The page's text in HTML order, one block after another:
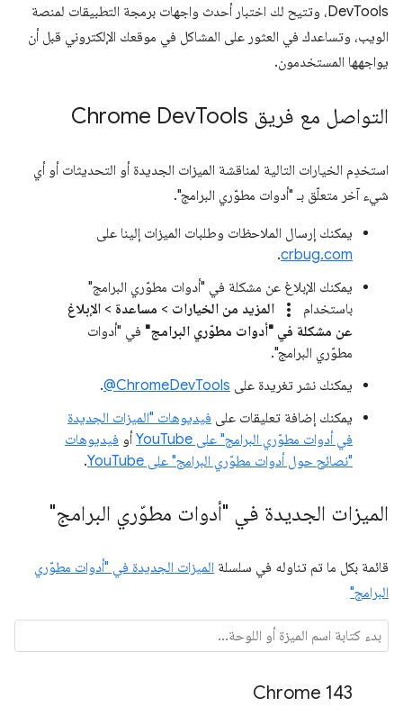
DevTools، وتتيح لك اختبار أحدث واجهات برمجة التطبيقات لمنصة
الويب، وتساعدك في العثور على المشاكل في موقعك الإلكتروني قبل أن
يواجهها المستخدمون.
التواصل مع فريق Chrome Dev Tools
استخدِم الخيارات التالية لمناقشة الميزات الجديدة أو التحديثات أو أي
شيء آخر متعلّق بـ "أدوات مطوّري البرامج".
يمكنك إرسال الملاحظات وطلبات الميزات إلينا على
crbug.com
.
يمكنك الإبلاغ عن مشكلة في "أدوات مطوّري البرامج"
باستخدام
more_vert المزيد من الخيارات > مساعدة > الإبلاغ
عن مشكلة في "أدوات مطوّري البرامج" في "أدوات
مطوّري البرامج".
يمكنك نشر تغريدة على ‎@ChromeDevTools
.
يمكنك إضافة تعليقات على فيديوهات "الميزات الجديدة
في أدوات مطوّري البرامج" على YouTube
أو فيديوهات
"نصائح حول أدوات مطوّري البرامج" على YouTube
.
الميزات الجديدة في "أدوات مطوّري البرامج"
قائمة بكل ما تم تناوله في سلسلة الميزات الجديدة في "أدوات مطوّري
البرامج"
Chrome 143